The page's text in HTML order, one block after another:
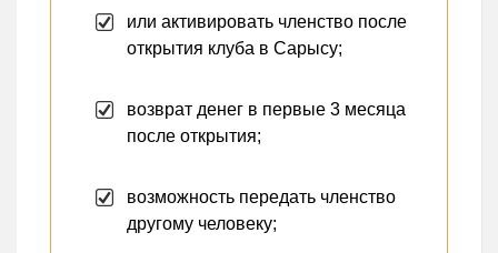
или активировать членство после
открытия клуба в Сарысу;
возврат денег в первые 3 месяца
после открытия;
возможность передать членство
другому человеку;